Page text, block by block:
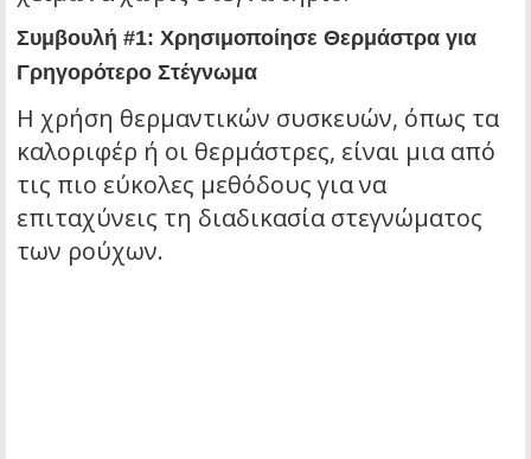
Συμβουλή #1: Χρησιμοποίησε Θερμάστρα για
Γρηγορότερο Στέγνωμα
Η χρήση θερμαντικών συσκευών, όπως τα
καλοριφέρ ή οι θερμάστρες, είναι μια από
τις πιο εύκολες μεθόδους για να
επιταχύνεις τη διαδικασία στεγνώματος
των ρούχων.